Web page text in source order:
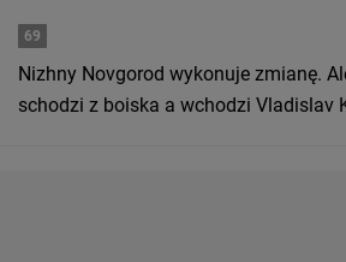
69
Nizhny Novgorod wykonuje zmianę.
schodzi z boiska a wchodzi Vladislav